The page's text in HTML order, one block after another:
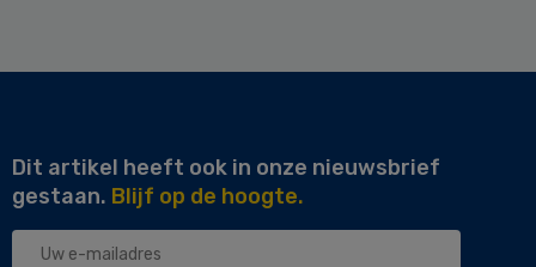
Dit artikel heeft ook in onze nieuwsbrief
gestaan. Blijf op de hoogte.
Uw